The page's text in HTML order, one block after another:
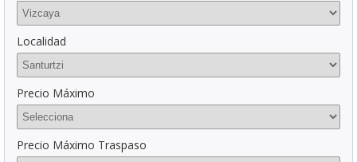
Localidad
Precio Máximo
Precio Máximo Traspaso